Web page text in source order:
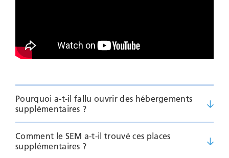
Pourquoi a-t-il fallu ouvrir des hébergements
supplémentaires ?
Comment le SEM a-t-il trouvé ces places
supplémentaires ?